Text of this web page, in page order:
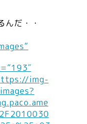
だ・・
”
img-